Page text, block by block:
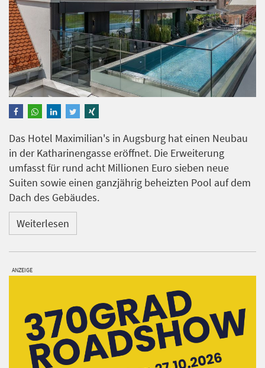
Das Hotel Maximilian's in Augsburg hat einen Neubau
in der Katharinengasse eröffnet. Die Erweiterung
umfasst für rund acht Millionen Euro sieben neue
Suiten sowie einen ganzjährig beheizten Pool auf dem
Dach des Gebäudes.
Weiterlesen
ANZEIGE